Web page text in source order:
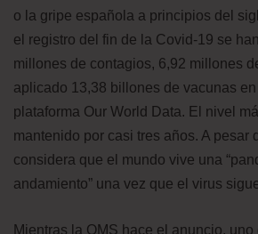
o la gripe española a principios del
el registro del fin de la Covid-19 se
millones de contagios, 6,92 millones
aplicado 13,38 billones de vacunas
plataforma Our World Data. El nivel
mantenido por casi tres años. A pesar
considera que el mundo vive una
andamiento” una vez que el virus
Mientras la OMS hace el anuncio,